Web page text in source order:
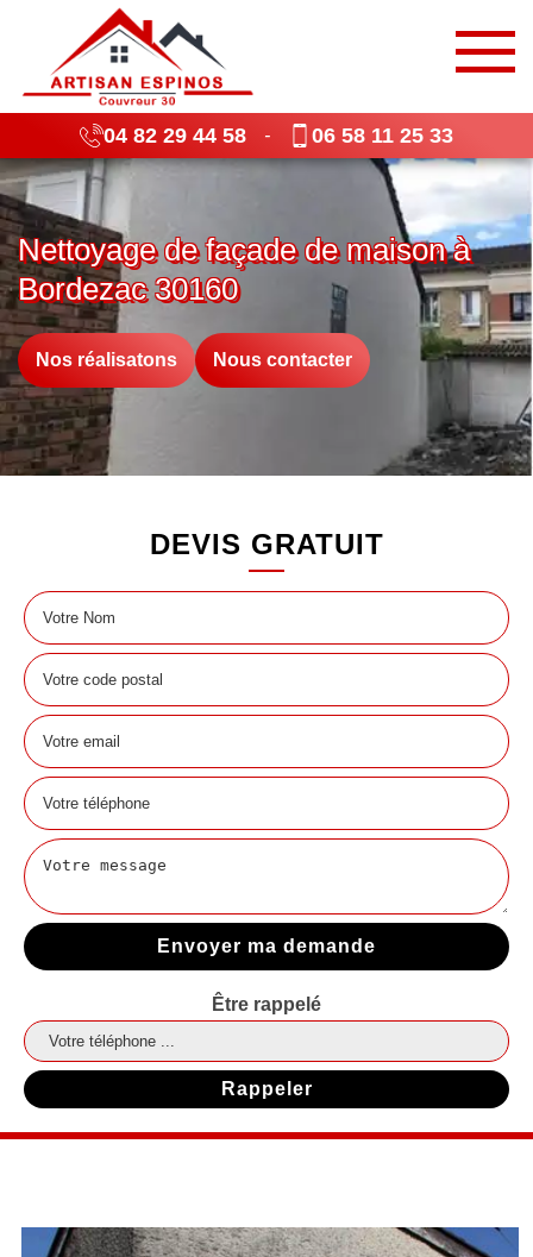
04 82 29 44 58 - 06 58 11 25 33
Nettoyage de façade de maison à
Bordezac 30160
Nos réalisatons Nous contacter
DEVIS GRATUIT
Être rappelé